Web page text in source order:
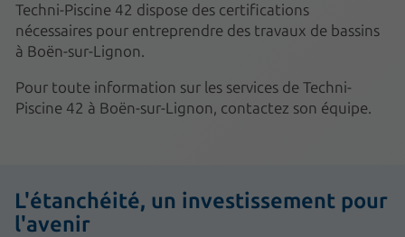
Techni-Piscine 42 dispose des certifications
nécessaires pour entreprendre des travaux de bassins
à Boën-sur-Lignon.
Pour toute information sur les services de Techni-
Piscine 42 à Boën-sur-Lignon, contactez son équipe.
L'étanchéité, un investissement pour
l'avenir